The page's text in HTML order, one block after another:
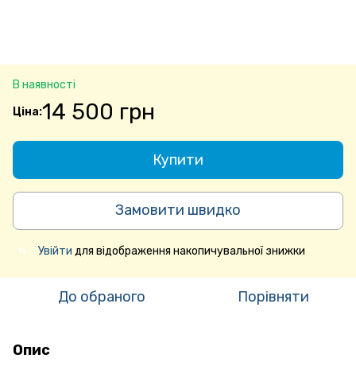
В наявності
14 500 грн
Купити
Замовити швидко
% Увійти для відображення накопичувальної знижки
До обраного Порівняти
Опис